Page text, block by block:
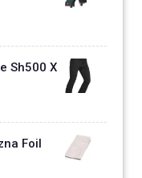
Sh500 X
Foil